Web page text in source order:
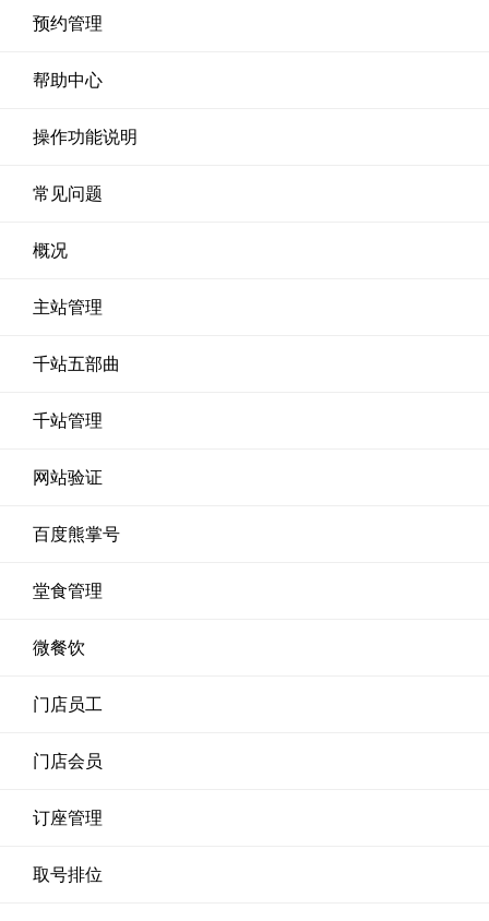
预约管理
帮助中心
操作功能说明
常见问题
概况
主站管理
千站五部曲
千站管理
网站验证
百度熊掌号
堂食管理
微餐饮
门店员工
门店会员
订座管理
取号排位